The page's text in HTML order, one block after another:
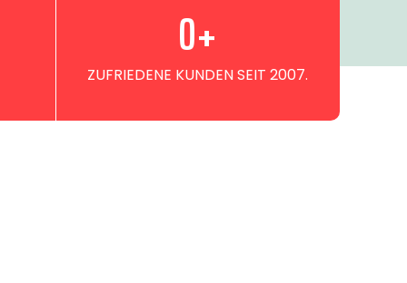
ZUFRIEDENE KUNDEN SEIT 2007.
0+